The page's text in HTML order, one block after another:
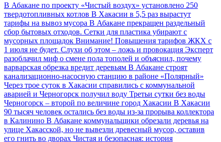
В Абакане по проекту «Чистый воздух» установлено 250
твердотопливных котлов В Хакасии в 5,5 раз вырастут
тарифы на вывоз мусора В Абакане прекращен раздельный
сбор бытовых отходов. Сетки для пластика убирают с
мусорных площадок Внимание! Повышения тарифов ЖКХ с
1 июля не будет. Слухи об этом – ложь и провокация Эксперт
разоблачил миф о смене пола тополей и объяснил, почему
варварская обрезка вредит деревьям В Абакане строят
канализационно-насосную станцию в районе «Полярный»
Через трое суток в Хакасии справились с коммунальной
аварией и Черногорск получил воду Третьи сутки без воды
Черногорск – второй по величине город Хакасии В Хакасии
90 тысяч человек остались без воды из-за прорыва коллектора
в Калинино В Абакане коммунальщики обрезали деревья на
улице Хакасской, но не вывезли древесный мусор, оставив
его гнить во дворах Чистая и безопасная: история